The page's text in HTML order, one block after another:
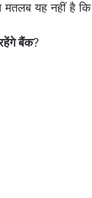
यह नहीं है कि
बैंक?